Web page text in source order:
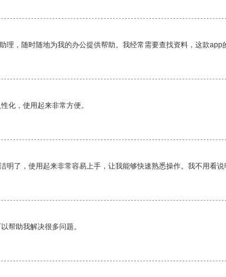
理，随时随地为我的办公提供帮助。我经常需要查找资料，这款app
化，使用起来非常方便。
明了，使用起来非常容易上手，让我能够快速熟悉操作。我不用看说
帮助我解决很多问题。